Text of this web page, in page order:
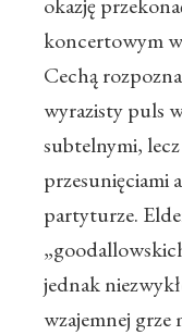
okazję
koncertowym
Cechą
wyrazisty puls
subtelnymi,
przesunięciami
partyturze.
jednak
wzajemnej grze